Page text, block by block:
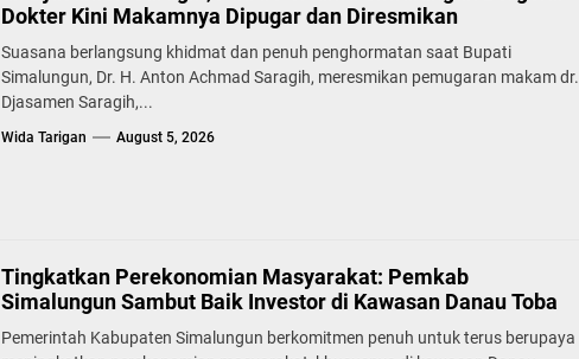
Dokter Kini Makamnya Dipugar dan Diresmikan
Suasana berlangsung khidmat dan penuh penghormatan saat Bupati
Simalungun, Dr. H. Anton Achmad Saragih, meresmikan pemugaran makam dr.
Djasamen Saragih,...
Wida Tarigan August 5, 2026
Tingkatkan Perekonomian Masyarakat: Pemkab
Simalungun Sambut Baik Investor di Kawasan Danau Toba
Pemerintah Kabupaten Simalungun berkomitmen penuh untuk terus berupaya